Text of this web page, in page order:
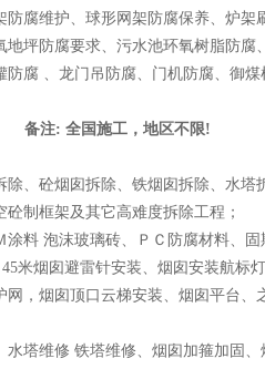
腐维护、球形网架防腐保养、炉
坪防腐要求、污水池环氧树脂防腐
腐 、龙门吊防腐、门机防腐、御
备注: 全国施工，地区不限!
除、砼烟囱拆除、铁烟囱拆除、水
制框架及其它高难度拆除工程；
涂料 泡沫玻璃砖、ＰＣ防腐材料、
米烟囱避雷针安装、烟囱安装航标
，烟囱顶口云梯安装、烟囱平台
塔维修 铁塔维修、烟囱加箍加固